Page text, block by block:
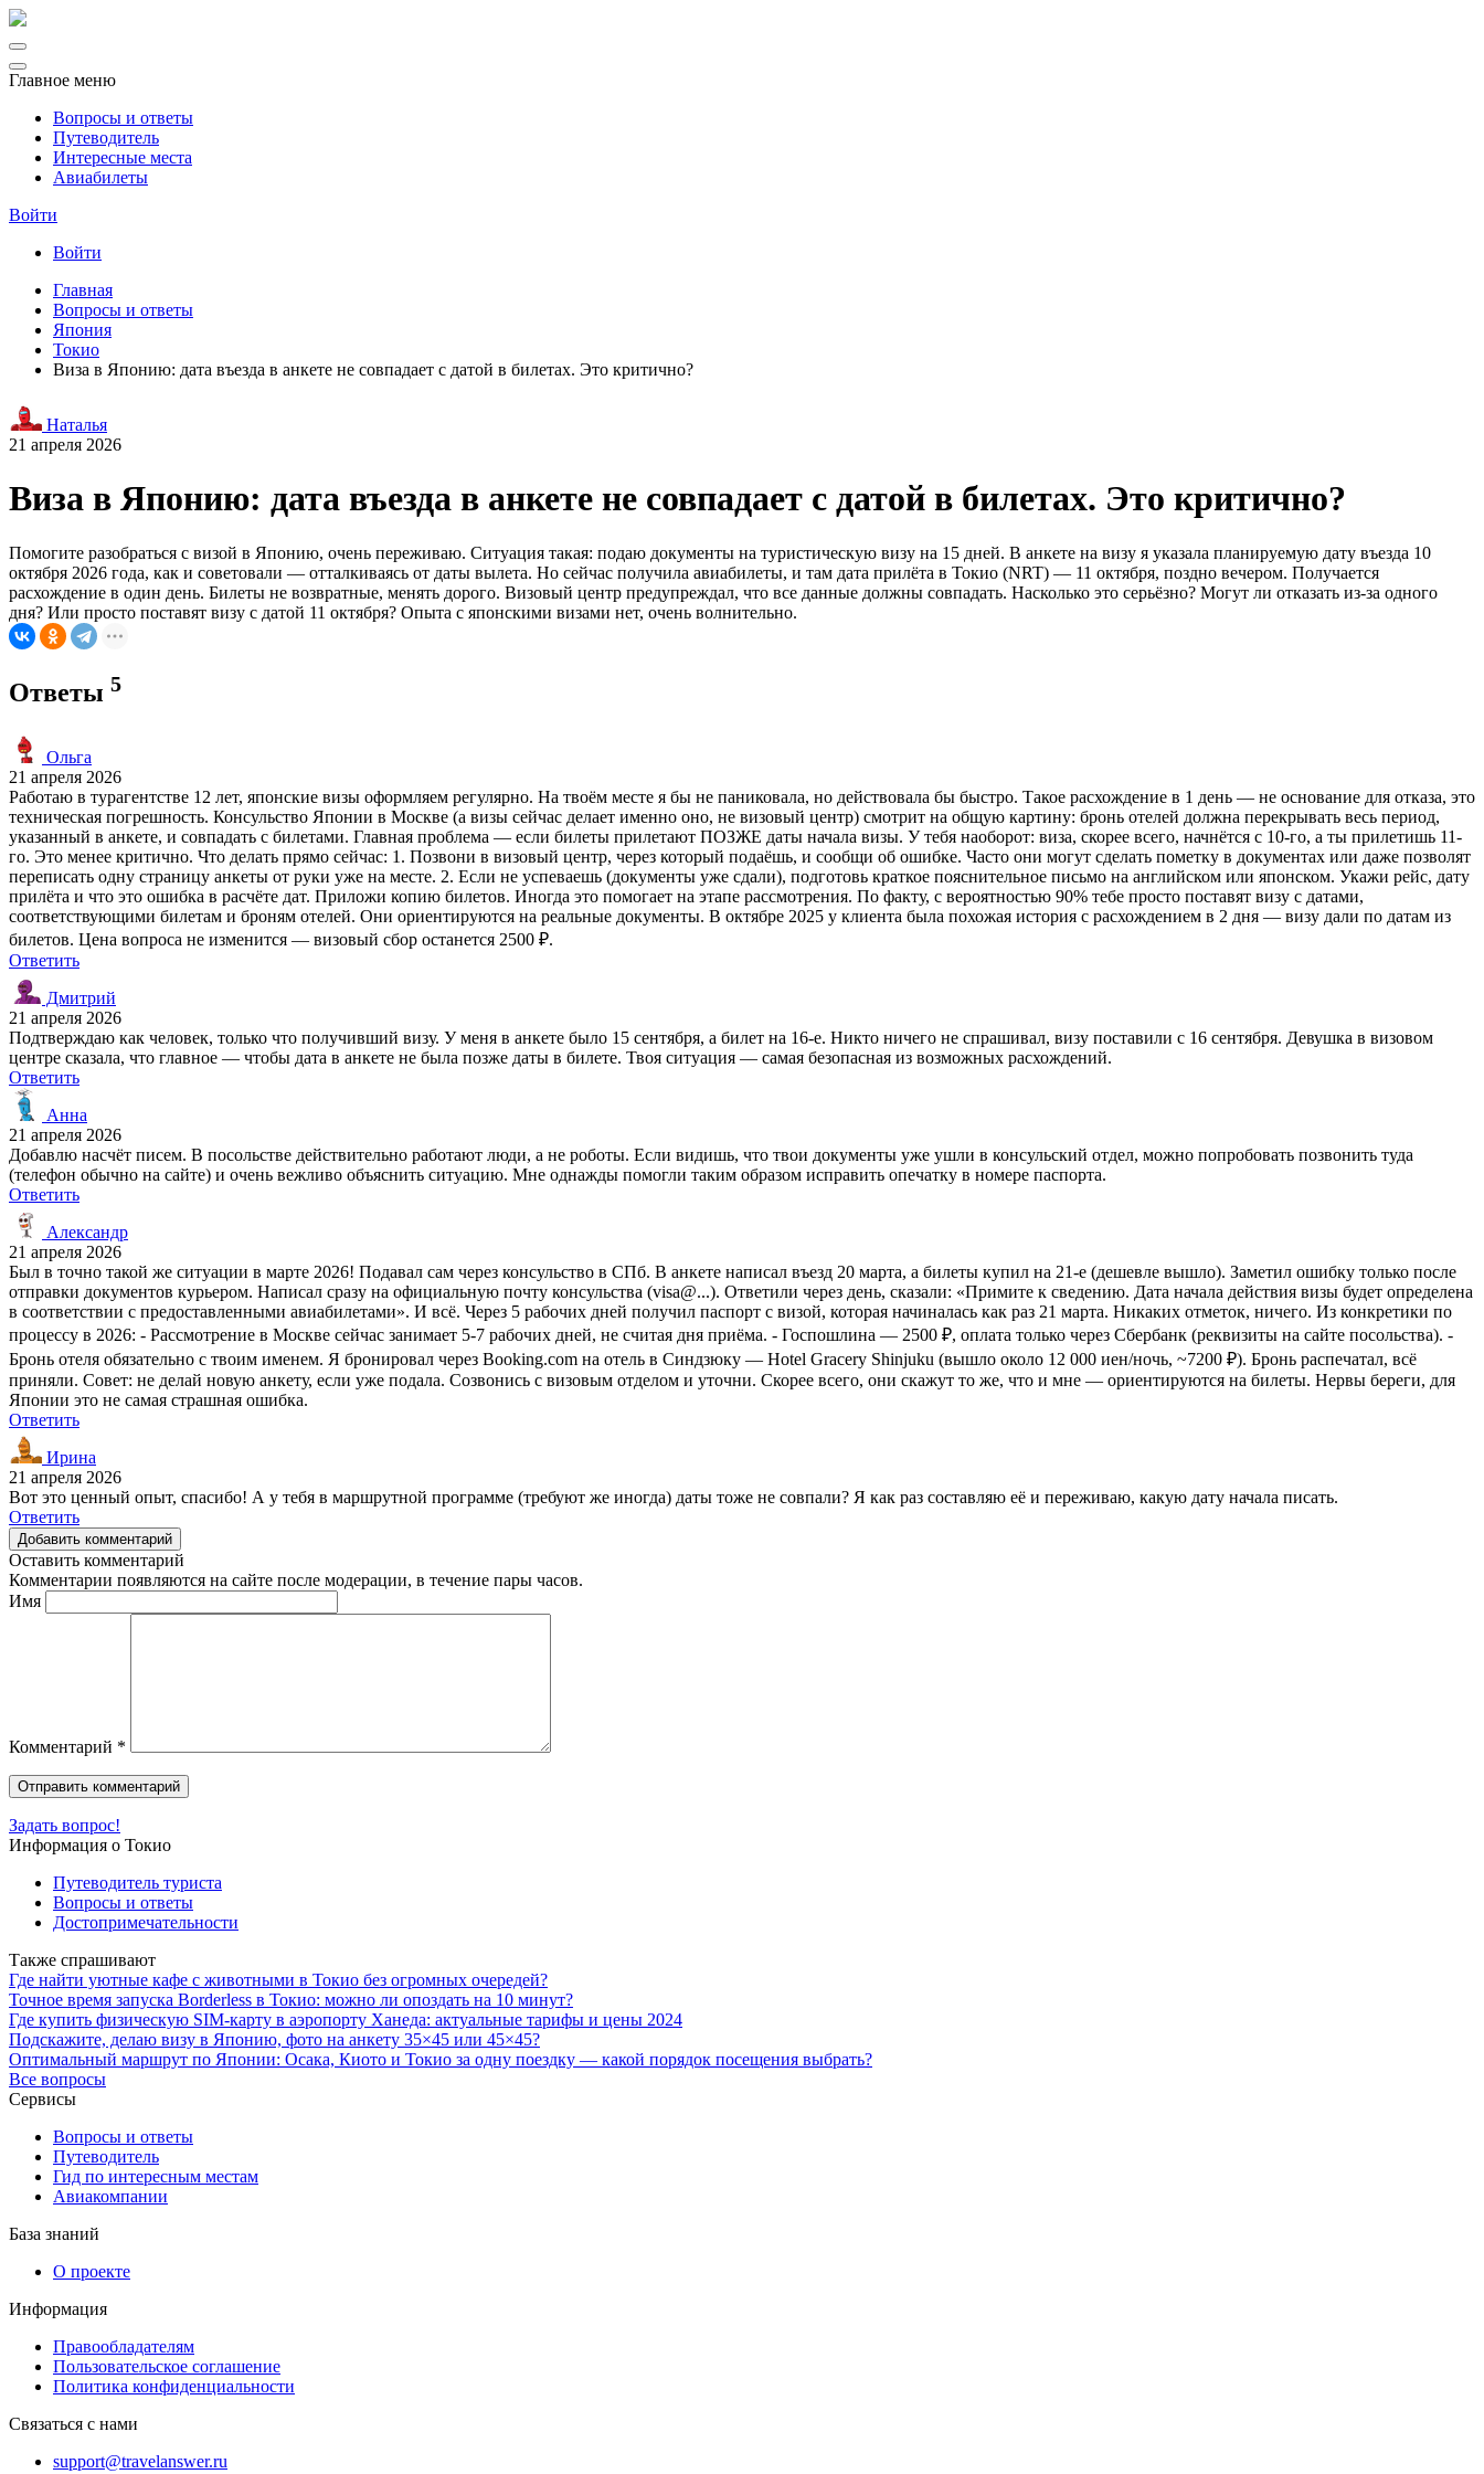
Главное меню
Вопросы и ответы
Путеводитель
Интересные места
Авиабилеты
Войти
Войти
Главная
Вопросы и ответы
Япония
Токио
Виза в Японию: дата въезда в анкете не совпадает с датой в билетах. Это критично?
Наталья
21 апреля 2026
Виза в Японию: дата въезда в анкете не совпадает с датой в билетах. Это критично?
Помогите разобраться с визой в Японию, очень переживаю. Ситуация такая: подаю документы на туристическую визу на 15 дней. В анкете на визу я указала планируемую дату въезда 10
октября 2026 года, как и советовали — отталкиваясь от даты вылета. Но сейчас получила авиабилеты, и там дата прилёта в Токио (NRT) — 11 октября, поздно вечером. Получается
расхождение в один день. Билеты не возвратные, менять дорого. Визовый центр предупреждал, что все данные должны совпадать. Насколько это серьёзно? Могут ли отказать из-за одного
дня? Или просто поставят визу с датой 11 октября? Опыта с японскими визами нет, очень волнительно.
Ответы 5
Ольга
21 апреля 2026
Работаю в турагентстве 12 лет, японские визы оформляем регулярно. На твоём месте я бы не паниковала, но действовала бы быстро. Такое расхождение в 1 день — не основание для отказа, это
техническая погрешность. Консульство Японии в Москве (а визы сейчас делает именно оно, не визовый центр) смотрит на общую картину: бронь отелей должна перекрывать весь период,
указанный в анкете, и совпадать с билетами. Главная проблема — если билеты прилетают ПОЗЖЕ даты начала визы. У тебя наоборот: виза, скорее всего, начнётся с 10-го, а ты прилетишь 11-
го. Это менее критично. Что делать прямо сейчас: 1. Позвони в визовый центр, через который подаёшь, и сообщи об ошибке. Часто они могут сделать пометку в документах или даже позволят
переписать одну страницу анкеты от руки уже на месте. 2. Если не успеваешь (документы уже сдали), подготовь краткое пояснительное письмо на английском или японском. Укажи рейс, дату
прилёта и что это ошибка в расчёте дат. Приложи копию билетов. Иногда это помогает на этапе рассмотрения. По факту, с вероятностью 90% тебе просто поставят визу с датами,
соответствующими билетам и броням отелей. Они ориентируются на реальные документы. В октябре 2025 у клиента была похожая история с расхождением в 2 дня — визу дали по датам из
билетов. Цена вопроса не изменится — визовый сбор останется 2500 ₽.
Ответить
Дмитрий
21 апреля 2026
Подтверждаю как человек, только что получивший визу. У меня в анкете было 15 сентября, а билет на 16-е. Никто ничего не спрашивал, визу поставили с 16 сентября. Девушка в визовом
центре сказала, что главное — чтобы дата в анкете не была позже даты в билете. Твоя ситуация — самая безопасная из возможных расхождений.
Ответить
Анна
21 апреля 2026
Добавлю насчёт писем. В посольстве действительно работают люди, а не роботы. Если видишь, что твои документы уже ушли в консульский отдел, можно попробовать позвонить туда
(телефон обычно на сайте) и очень вежливо объяснить ситуацию. Мне однажды помогли таким образом исправить опечатку в номере паспорта.
Ответить
Александр
21 апреля 2026
Был в точно такой же ситуации в марте 2026! Подавал сам через консульство в СПб. В анкете написал въезд 20 марта, а билеты купил на 21-е (дешевле вышло). Заметил ошибку только после
отправки документов курьером. Написал сразу на официальную почту консульства (visa@...). Ответили через день, сказали: «Примите к сведению. Дата начала действия визы будет определена
в соответствии с предоставленными авиабилетами». И всё. Через 5 рабочих дней получил паспорт с визой, которая начиналась как раз 21 марта. Никаких отметок, ничего. Из конкретики по
процессу в 2026: - Рассмотрение в Москве сейчас занимает 5-7 рабочих дней, не считая дня приёма. - Госпошлина — 2500 ₽, оплата только через Сбербанк (реквизиты на сайте посольства). -
Бронь отеля обязательно с твоим именем. Я бронировал через Booking.com на отель в Синдзюку — Hotel Gracery Shinjuku (вышло около 12 000 иен/ночь, ~7200 ₽). Бронь распечатал, всё
приняли. Совет: не делай новую анкету, если уже подала. Созвонись с визовым отделом и уточни. Скорее всего, они скажут то же, что и мне — ориентируются на билеты. Нервы береги, для
Японии это не самая страшная ошибка.
Ответить
Ирина
21 апреля 2026
Вот это ценный опыт, спасибо! А у тебя в маршрутной программе (требуют же иногда) даты тоже не совпали? Я как раз составляю её и переживаю, какую дату начала писать.
Ответить
Добавить комментарий
Оставить комментарий
Комментарии появляются на сайте после модерации, в течение пары часов.
Имя
Комментарий *
Задать вопрос!
Информация о Токио
Путеводитель туриста
Вопросы и ответы
Достопримечательности
Также спрашивают
Где найти уютные кафе с животными в Токио без огромных очередей?
Точное время запуска Borderless в Токио: можно ли опоздать на 10 минут?
Где купить физическую SIM-карту в аэропорту Ханеда: актуальные тарифы и цены 2024
Подскажите, делаю визу в Японию, фото на анкету 35×45 или 45×45?
Оптимальный маршрут по Японии: Осака, Киото и Токио за одну поездку — какой порядок посещения выбрать?
Все вопросы
Сервисы
Вопросы и ответы
Путеводитель
Гид по интересным местам
Авиакомпании
База знаний
О проекте
Информация
Правообладателям
Пользовательское соглашение
Политика конфиденциальности
Связаться с нами
support@travelanswer.ru